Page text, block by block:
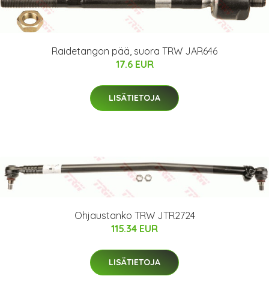
Raidetangon pää, suora TRW JAR646
17.6 EUR
LISÄTIETOJA
Ohjaustanko TRW JTR2724
115.34 EUR
LISÄTIETOJA